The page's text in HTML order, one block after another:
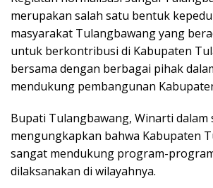
merupakan salah satu bentuk
masyarakat Tulangbawang yang
untuk berkontribusi di Kabupaten
bersama dengan berbagai pihak
mendukung pembangunan
Bupati Tulangbawang, Winarti dalam
mengungkapkan bahwa Kabupaten
sangat mendukung program-
dilaksanakan di wilayahnya.